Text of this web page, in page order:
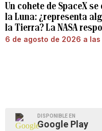
Un cohete de SpaceX
la Luna: ¿representa
la Tierra? La NASA
6 de agosto de 2026 a las
DISPONIBLE EN
Google Play